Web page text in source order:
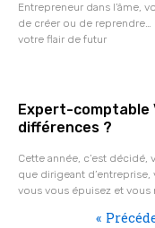
Entrepreneur dans l’âme,
de créer ou de reprendre…
votre flair de futur
Expert-comptable
différences ?
Cette année, c’est décidé,
que dirigeant
vous vous épuisez et
«